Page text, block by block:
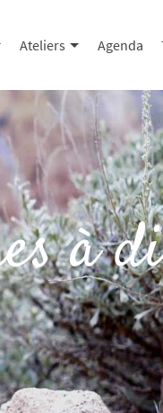
Ateliers Agenda
à